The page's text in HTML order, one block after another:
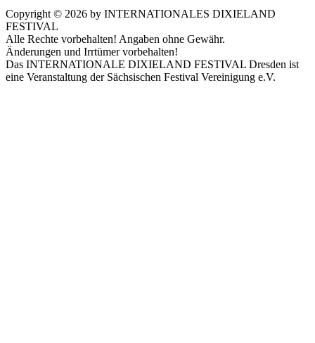
Copyright © 2026 by INTERNATIONALES DIXIELAND
FESTIVAL
Alle Rechte vorbehalten! Angaben ohne Gewähr.
Änderungen und Irrtümer vorbehalten!
Das INTERNATIONALE DIXIELAND FESTIVAL Dresden ist
eine Veranstaltung der Sächsischen Festival Vereinigung e.V.